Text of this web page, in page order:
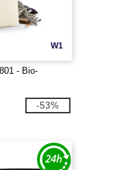
W1
- Bio-
-53%